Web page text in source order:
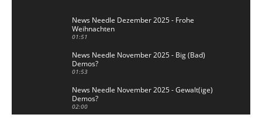
News Needle Dezember 2025 - Frohe
Weihnachten
01:51
News Needle November 2025 - Big (Bad)
Demos?
01:53
News Needle November 2025 - Gewalt(ige)
Demos?
02:00